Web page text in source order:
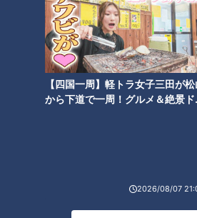
【四国一周】軽トラ女子三田が松
から下道で一周！グルメ＆絶景ド
2026/08/07
様魚鱗癬定期配信型ドキュメン
タリー 第１４話
12話
ピエロと呼ばれた息子がドラム
“かゆ